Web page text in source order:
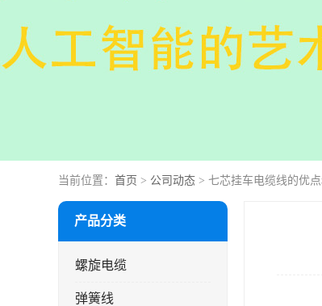
当前位置： 首页 > 公司动态 > 七芯挂车电缆线的优
产品分类
螺旋电缆
弹簧线